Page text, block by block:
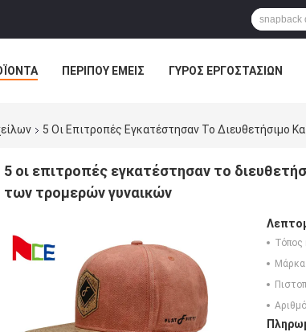
ΠΕΡΊΠΟΥ ΕΜΕΊΣ ΓΎΡΟΣ ΕΡΓΟΣΤΑΣΊΩΝ
5 Οι Επιτροπές Εγκατέστησαν Το Διευθετήσιμο
5 οι επιτροπές εγκατέστησαν το
των τρομερών γυναικών
Τόπος
Μάρκα: